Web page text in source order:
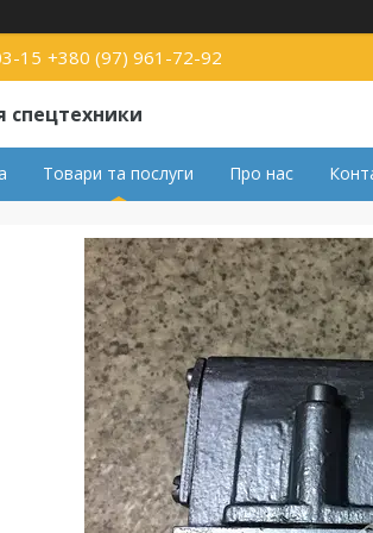
15 +380 (97) 961-72-92
спецтехники
Товари та послуги Про нас